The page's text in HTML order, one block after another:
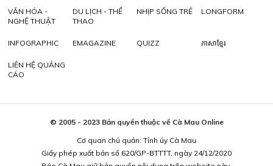
VĂN HÓA -
NGHỆ THUẬT
DU LỊCH - THỂ
THAO
NHỊP SỐNG TRẺ LONGFORM
INFOGRAPHIC EMAGAZINE QUIZZ ភាសាខ្មែរ
LIÊN HỆ QUẢNG
CÁO
© 2005 - 2023 Bản quyền thuộc về Cà Mau Online
Cơ quan chủ quản: Tỉnh ủy Cà Mau
Giấy phép xuất bản số 620/GP-BTTTT, ngày 24/12/2020